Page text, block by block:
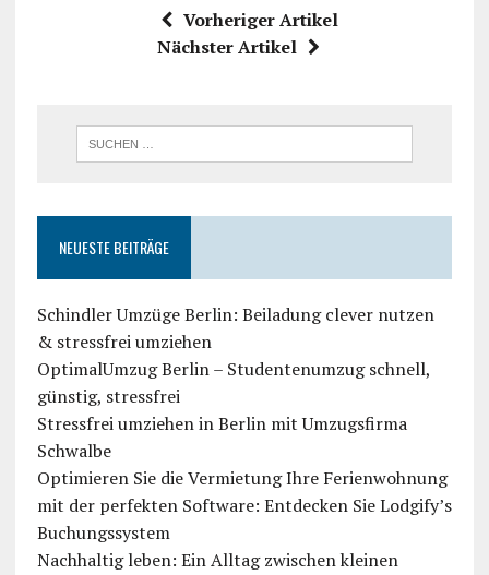
Vorheriger Artikel
Nächster Artikel
NEUESTE BEITRÄGE
Schindler Umzüge Berlin: Beiladung clever nutzen
& stressfrei umziehen
OptimalUmzug Berlin – Studentenumzug schnell,
günstig, stressfrei
Stressfrei umziehen in Berlin mit Umzugsfirma
Schwalbe
Optimieren Sie die Vermietung Ihre Ferienwohnung
mit der perfekten Software: Entdecken Sie Lodgify’s
Buchungssystem
Nachhaltig leben: Ein Alltag zwischen kleinen